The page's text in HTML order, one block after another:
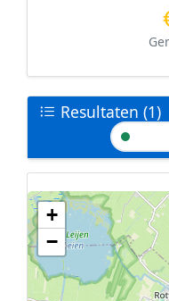
Resultaten (1)
Geen tankstations met
De kaart kan niet worden
+
−